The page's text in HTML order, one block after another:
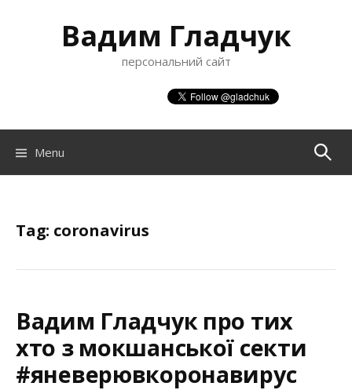
c
Вадим Гладчук
персональний сайт
Menu П
Tag: coronavirus
Вадим Гладчук про тих
хто з мокшанської секти
#яневерювкоронавирус